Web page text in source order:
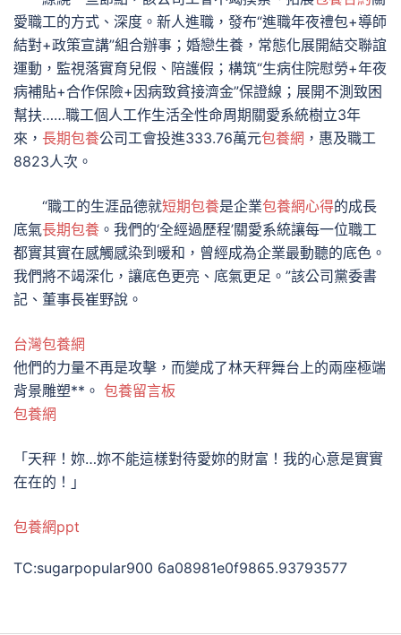
愛職工的方式、深度。新人進職，發布“進職年夜禮包+導師
結對+政策宣講”組合辦事；婚戀生養，常態化展開結交聯誼
運動，監視落實育兒假、陪護假；構筑“生病住院慰勞+年夜
病補貼+合作保險+因病致貧接濟金”保證線；展開不測致困
幫扶……職工個人工作生活全性命周期關愛系統樹立3年
來， 長期包養公司工會投進333.76萬元包養網 ，惠及職工
8823人次。
“職工的生涯品德就短期包養是企業包養網心得的成長
底氣長期包養 。我們的‘全經過歷程’關愛系統讓每一位職工
都實其實在感觸感染到暖和，曾經成為企業最動聽的底色。
我們將不竭深化，讓底色更亮、底氣更足。”該公司黨委書
記、董事長崔野說。
台灣包養網
他們的力量不再是攻擊，而變成了林天秤舞台上的兩座極端
背景雕塑**。 包養留言板
包養網
「天秤！妳…妳不能這樣對待愛妳的財富！我的心意是實實
在在的！」
包養網ppt
TC:sugarpopular900 6a08981e0f9865.93793577